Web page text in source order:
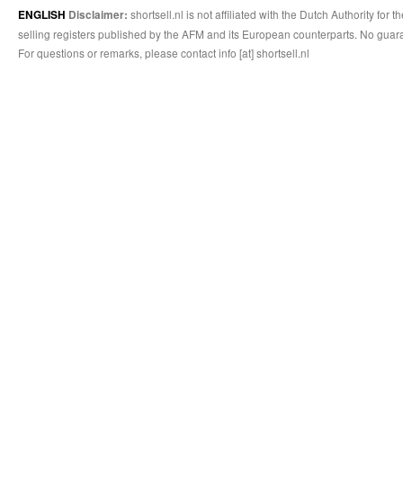
ENGLISH Disclaimer: shortsell.nl is not affiliated with the Dutch Authority for
selling registers published by the AFM and its European counterparts. No
For questions or remarks, please contact info [at] shortsell.nl